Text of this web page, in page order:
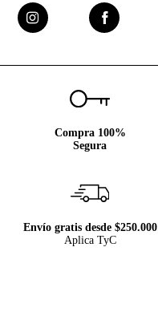
Compra 100%
Segura
Envío gratis desde $250.000
Aplica TyC